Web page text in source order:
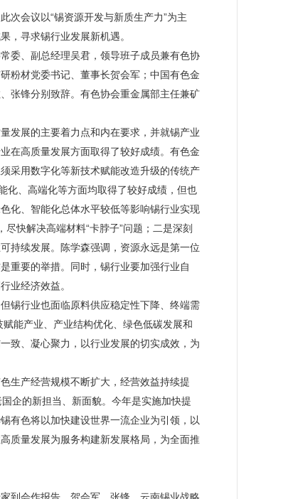
次会议以“锡资源开发与新质生产力”为主
，寻求锡行业发展新机遇。
委、副总经理吴君，领导班子成员兼有色协
粉材党委书记、董事长贺会军；中国有色金
张锋分别致辞。有色协会重金属部主任兼矿
发展的主要着力点和内在要求，并就锡产业
在高质量发展方面取得了较好成绩。有色金
采用数字化等新技术赋能改造升级的传统产
化、高端化等方面均取得了较好成绩，但也
化、智能化总体水平较低等影响锡行业实现
快解决高端材料“卡脖子”问题；二是深刻
持续发展。陈学森强调，资源永远是第一位
重要的举措。同时，锡行业要加强行业自
业经济效益。
锡行业也面临原料供应稳定性下降、终端需
能产业、产业结构优化、绿色低碳发展和
致、凝心聚力，以行业发展的切实成效，为
生产经营规模不断扩大，经营效益持续提
企的新担当、新面貌。今年是实施加快提
有色将以加快建设世界一流企业为引领，以
质量发展为服务构建新发展格局，为全面推